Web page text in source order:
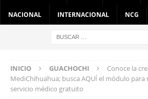
NACIONAL INTERNACIONAL NCG
INICIO GUACHOCHI
Conoce la
MediChihuahua; busca AQUÍ el módulo para
servicio médico gratuito